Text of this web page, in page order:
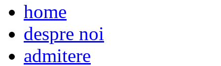
home
despre noi
admitere